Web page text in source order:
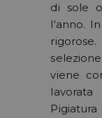
di sole
l'anno.
viene